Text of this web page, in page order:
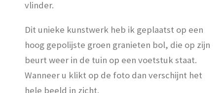
vlinder.
Dit unieke kunstwerk heb ik geplaatst op een
hoog gepolijste groen granieten bol, die op zijn
beurt weer in de tuin op een voetstuk staat.
Wanneer u klikt op de foto dan verschijnt het
hele beeld in zicht.